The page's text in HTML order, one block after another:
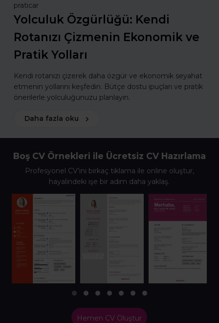
praticar
Yolculuk Özgürlüğü: Kendi
Rotanızı Çizmenin Ekonomik ve
Pratik Yolları
Kendi rotanızı çizerek daha özgür ve ekonomik seyahat
etmenin yollarını keşfedin. Bütçe dostu ipuçları ve pratik
önerilerle yolculuğunuzu planlayın.
Daha fazla oku
Boş CV Örnekleri ile Ücretsiz CV Hazırlama
Profesyonel CV’ini birkaç tıklama ile online oluştur,
hayalindeki işe bir adım daha yaklaş.
Hemen CV Oluştur